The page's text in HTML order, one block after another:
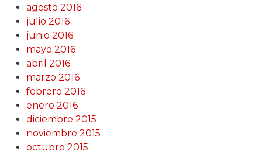
agosto 2016
julio 2016
junio 2016
mayo 2016
abril 2016
marzo 2016
febrero 2016
enero 2016
diciembre 2015
noviembre 2015
octubre 2015